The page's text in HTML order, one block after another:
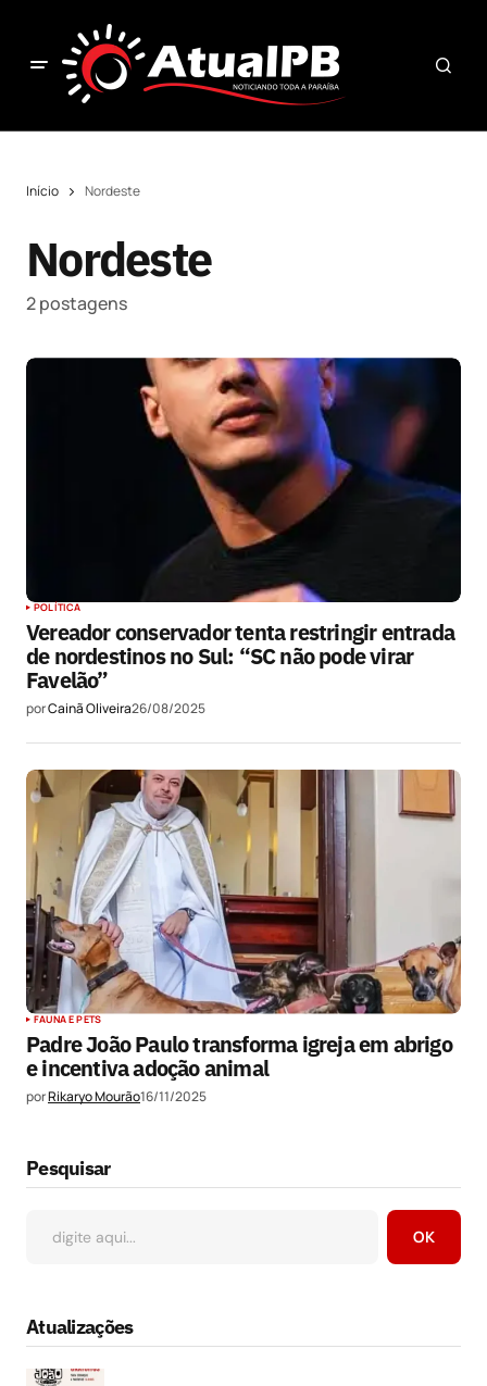
Início Nordeste
Nordeste
2 postagens
POLÍTICA
Vereador conservador tenta restringir entrada
de nordestinos no Sul: “SC não pode virar
Favelão”
porCainã Oliveira26/08/2025
FAUNA E PETS
Padre João Paulo transforma igreja em abrigo
e incentiva adoção animal
porRikaryo Mourão16/11/2025
Pesquisar
OK
Atualizações